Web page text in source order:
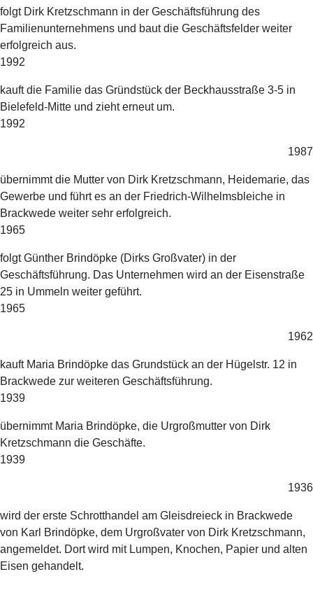
folgt Dirk Kretzschmann in der Geschäftsführung des
Familienunternehmens und baut die Geschäftsfelder weiter
erfolgreich aus.
1992
kauft die Familie das Gründstück der Beckhausstraße 3-5 in
Bielefeld-Mitte und zieht erneut um.
1992
1987
übernimmt die Mutter von Dirk Kretzschmann, Heidemarie, das
Gewerbe und führt es an der Friedrich-Wilhelmsbleiche in
Brackwede weiter sehr erfolgreich.
1965
folgt Günther Brindöpke (Dirks Großvater) in der
Geschäftsführung. Das Unternehmen wird an der Eisenstraße
25 in Ummeln weiter geführt.
1965
1962
kauft Maria Brindöpke das Grundstück an der Hügelstr. 12 in
Brackwede zur weiteren Geschäfts­führung.
1939
übernimmt Maria Brindöpke, die Urgroßmutter von Dirk
Kretzschmann die Geschäfte.
1939
1936
wird der erste Schrotthandel am Gleisdreieck in Brackwede
von Karl Brindöpke, dem Urgroßvater von Dirk Kretzschmann,
angemeldet. Dort wird mit Lumpen, Knochen, Papier und alten
Eisen gehandelt.